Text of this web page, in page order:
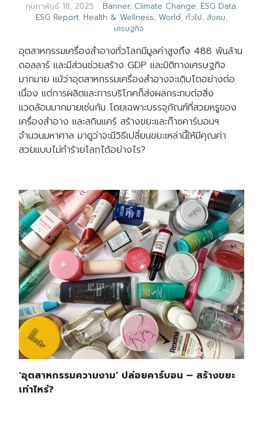
กุมภาพันธ์ 18, 2025 Banner, Climate Change, ESG Data,
ESG Report, Health & Wellness, World, ทั่วไป, สังคม,
เศรษฐกิจ
อุตสาหกรรมเครื่องสำอางทั่วโลกมีมูลค่าสูงถึง 488 พันล้าน
ดอลลาร์ และมีส่วนช่วยสร้าง GDP และมิติทางเศรษฐกิจ
มากมาย แม้ว่าอุตสาหกรรมเครื่องสำอางจะเติบโตอย่างต่อ
เนื่อง แต่การผลิตและการบริโภคก็ส่งผลกระทบต่อสิ่ง
แวดล้อมมากมายเช่นกัน โดยเฉพาะบรรจุภัณฑ์ที่สวยหรูของ
เครื่องสำอาง และสกินแคร์ สร้างขยะและก๊าซคาร์บอนฯ
จำนวนมหาศาล มาดูว่าจะมีวิธีเปลี่ยนขยะเหล่านี้ให้มีคุณค่า
สวยแบบไม่ทำร้ายโลกได้อย่างไร?
‘อุตสาหกรรมความงาม’ ปล่อยคาร์บอน – สร้างขยะ
เท่าไหร่?